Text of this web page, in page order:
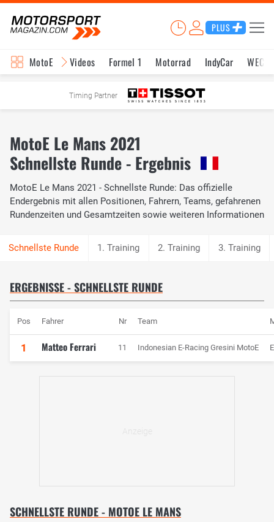
PLUS
MotoE Videos Formel 1 Motorrad IndyCar WEC
Timing Partner
MotoE Le Mans 2021
Schnellste Runde - Ergebnis
MotoE Le Mans 2021 - Schnellste Runde: Das offizielle
Endergebnis mit allen Positionen, Fahrern, Teams, gefahrenen
Rundenzeiten und Gesamtzeiten sowie weiteren Informationen
1. Training 2. Training 3. Training
ERGEBNISSE - SCHNELLSTE RUNDE
Pos Fahrer Nr Team
1 Matteo Ferrari 11 Indonesian E-Racing Gresini MotoE
SCHNELLSTE RUNDE - MOTOE LE MANS